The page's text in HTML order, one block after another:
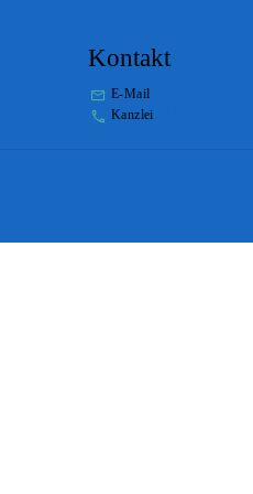
Kontakt
E-Mail
Kanzlei